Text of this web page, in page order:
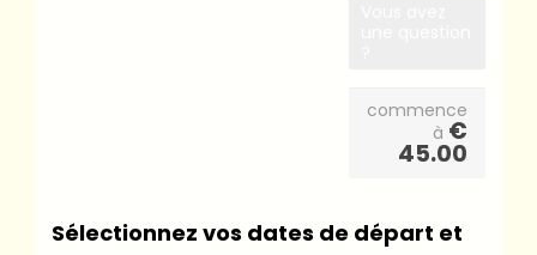
commence
à €
45.00
Sélectionnez vos dates de départ et